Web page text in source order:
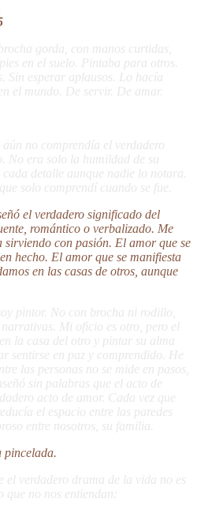
gorda, con manos curtidas,
en el suelo. Pintaba para otros.
Sin esperar aplausos. Lo hacía
el mundo. De servir. De amar.
no comprendía el verdadero
No era solo la humildad de su
detalle aunque nadie lo notara.
solo comprendí cuando se fue.
el verdadero significado del
romántico o verbalizado. Me
sirviendo con pasión. El amor que se
hecho. El amor que se manifiesta
en las casas de otros, aunque
pintor. No con brocha ni rodillo,
Mi oficio es otro, pero el
la casa del otro y pintar su alma
sentirse en paz y comprendido. He
las personas no se mide en pasos,
sin palabras que el acto de
acto de amor. Cada vez que
el espacio entre las paredes
entre nosotros, su familia.
pincelada.
el verdadero drama de la vida no es
que no nos entiendan: